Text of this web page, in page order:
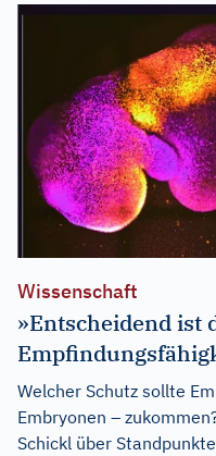
Wissenschaft
»Entscheidend ist
Welcher Schutz sollte
Embryonen –
Schickl über